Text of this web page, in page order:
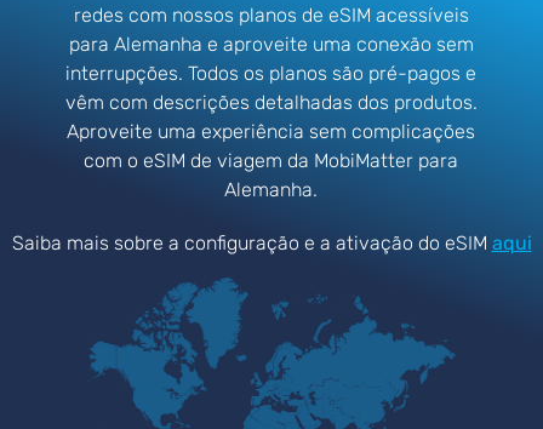
redes com nossos planos de eSIM acessíveis
para Alemanha e aproveite uma conexão sem
interrupções. Todos os planos são pré-pagos e
vêm com descrições detalhadas dos produtos.
Aproveite uma experiência sem complicações
com o eSIM de viagem da MobiMatter para
Alemanha.
Saiba mais sobre a configuração e a ativação do eSIM aqui